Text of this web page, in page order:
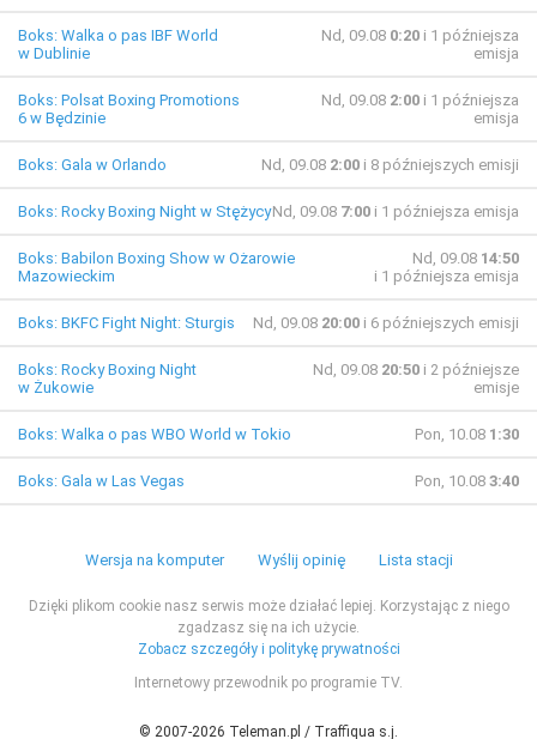
Boks: Walka o pas IBF World
w Dublinie
Nd, 09.08 0:20 i 1 późniejsza
emisja
Boks: Polsat Boxing Promotions
6 w Będzinie
Nd, 09.08 2:00 i 1 późniejsza
emisja
Boks: Gala w Orlando Nd, 09.08 2:00 i 8 późniejszych emisji
Boks: Rocky Boxing Night w StężycyNd, 09.08 7:00 i 1 późniejsza emisja
Boks: Babilon Boxing Show w Ożarowie
Mazowieckim
Nd, 09.08 14:50
i 1 późniejsza emisja
Boks: BKFC Fight Night: Sturgis Nd, 09.08 20:00 i 6 późniejszych emisji
Boks: Rocky Boxing Night
w Żukowie
Nd, 09.08 20:50 i 2 późniejsze
emisje
Boks: Walka o pas WBO World w Tokio Pon, 10.08 1:30
Boks: Gala w Las Vegas Pon, 10.08 3:40
Wersja na komputer Wyślij opinię Lista stacji
Dzięki plikom cookie nasz serwis może działać lepiej. Korzystając z niego
zgadzasz się na ich użycie.
Zobacz szczegóły i politykę prywatności
Internetowy przewodnik po programie TV.
© 2007-2026 Teleman.pl / Traffiqua s.j.